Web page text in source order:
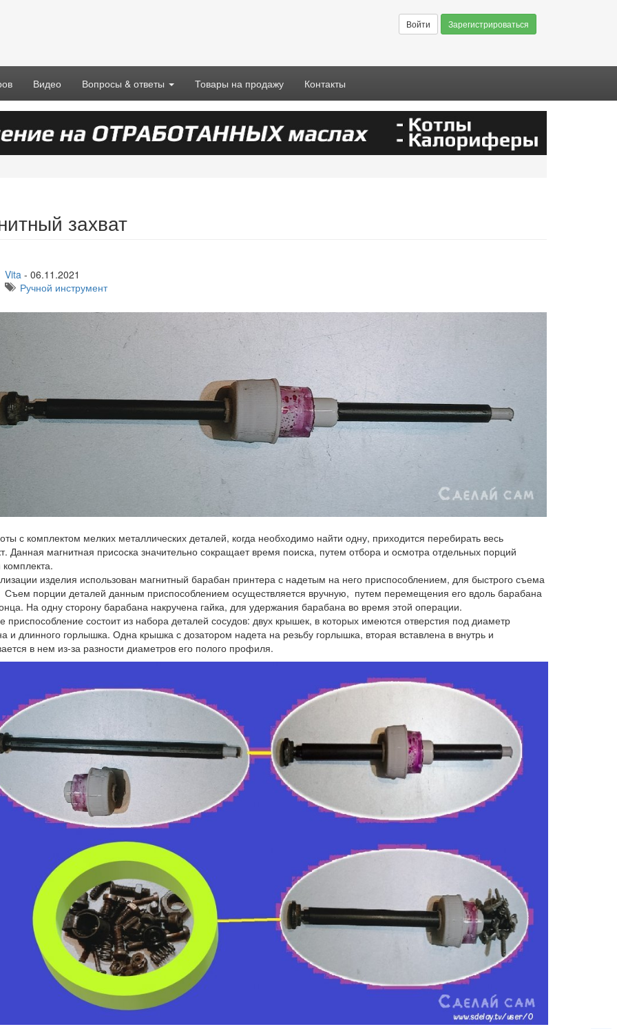
Войти Зарегистрироваться
Видео Вопросы & ответы Товары на продажу Контакты
захват
Vita - 06.11.2021
Ручной инструмент
с комплектом мелких металлических деталей, когда необходимо найти одну, приходится перебирать весь
Данная магнитная присоска значительно сокращает время поиска, путем отбора и осмотра отдельных порций
комплекта.
изделия использован магнитный барабан принтера с надетым на него приспособлением, для быстрого съема
порции деталей данным приспособлением осуществляется вручную, путем перемещения его вдоль барабана
На одну сторону барабана накручена гайка, для удержания барабана во время этой операции.
приспособление состоит из набора деталей сосудов: двух крышек, в которых имеются отверстия под диаметр
и длинного горлышка. Одна крышка с дозатором надета на резьбу горлышка, вторая вставлена в внутрь и
в нем из-за разности диаметров его полого профиля.